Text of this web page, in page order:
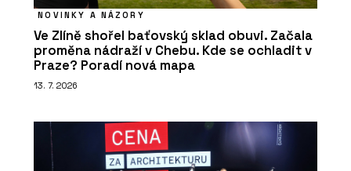
NOVINKY A NÁZORY
Ve Zlíně shořel baťovský sklad obuvi. Začala
proměna nádraží v Chebu. Kde se ochladit v
Praze? Poradí nová mapa
13. 7. 2026